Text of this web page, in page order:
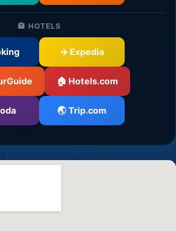
🏨 HOTELS
✈️ Expedia
🏠 Hotels.com
🌏 Trip.com